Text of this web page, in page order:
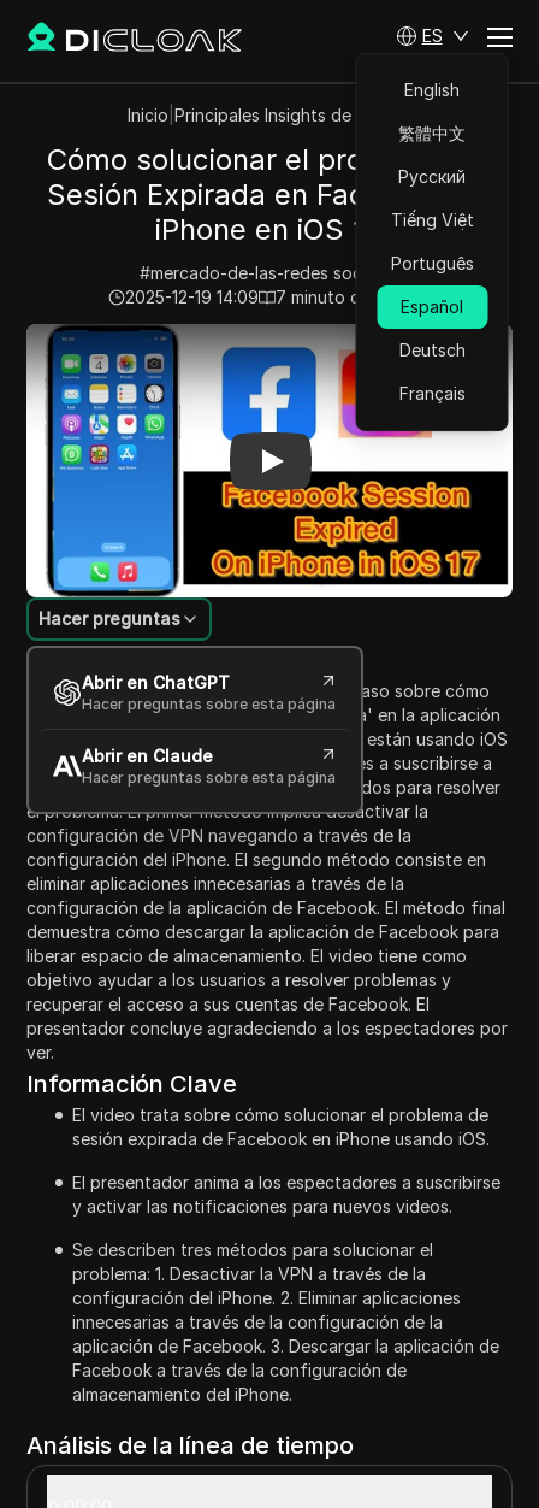
ES
English
繁體中文
Русский
Tiếng Việt
Português
Español
Deutsch
Français
Inicio Principales Insights de Videos
Cómo solucionar el problema de
Sesión Expirada en Facebook en
iPhone en iOS 17.
#mercado-de-las-redes socialesi
2025-12-19 14:09
7 minuto de lectura
Play Video:Cómo solucionar el problema de Sesión
Introducción al contenido
Hacer preguntas
Abrir en ChatGPT
Hacer preguntas sobre esta página
Abrir en Claude
Hacer preguntas sobre esta página
Este video proporciona una guía paso a paso sobre cómo
solucionar el problema de 'sesión expirada' en la aplicación
de Facebook para usuarios de iPhone que están usando iOS
17. El presentador anima a los espectadores a suscribirse a
su canal de YouTube y describe tres métodos para resolver
el problema. El primer método implica desactivar la
configuración de VPN navegando a través de la
configuración del iPhone. El segundo método consiste en
eliminar aplicaciones innecesarias a través de la
configuración de la aplicación de Facebook. El método final
demuestra cómo descargar la aplicación de Facebook para
liberar espacio de almacenamiento. El video tiene como
objetivo ayudar a los usuarios a resolver problemas y
recuperar el acceso a sus cuentas de Facebook. El
presentador concluye agradeciendo a los espectadores por
ver.
Información Clave
El video trata sobre cómo solucionar el problema de
sesión expirada de Facebook en iPhone usando iOS.
El presentador anima a los espectadores a suscribirse
y activar las notificaciones para nuevos videos.
Se describen tres métodos para solucionar el
problema: 1. Desactivar la VPN a través de la
configuración del iPhone. 2. Eliminar aplicaciones
innecesarias a través de la configuración de la
aplicación de Facebook. 3. Descargar la aplicación de
Facebook a través de la configuración de
almacenamiento del iPhone.
Análisis de la línea de tiempo